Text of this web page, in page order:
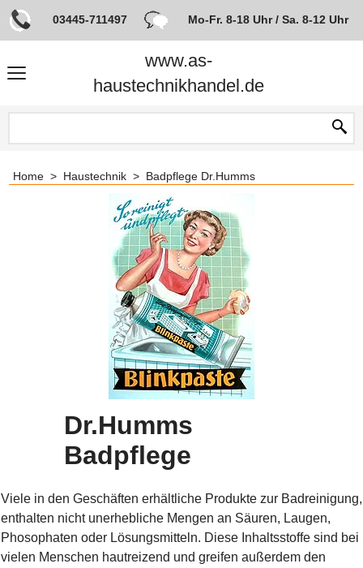
03445-711497 Mo-Fr. 8-18 Uhr / Sa. 8-12 Uhr
www.as-
haustechnikhandel.de
Home > Haustechnik > Badpflege Dr.Humms
Dr.Humms
Badpflege
Viele in den Geschäften erhältliche Produkte zur Badreinigung,
enthalten nicht unerhebliche Mengen an Säuren, Laugen,
Phosophaten oder Lösungsmitteln. Diese Inhaltsstoffe sind bei
vielen Menschen hautreizend und greifen außerdem den